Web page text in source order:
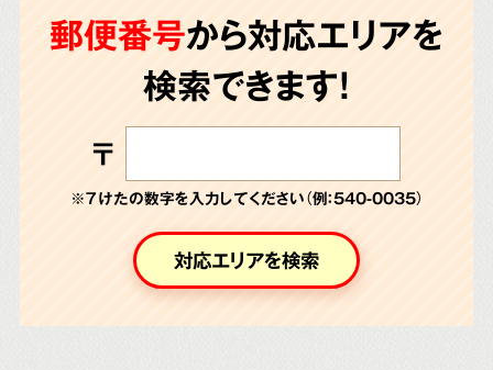
郵便番号から対応エリアを
検索できます!
〒
※７けたの数字を入力してください（例：540-0035）
対応エリアを検索